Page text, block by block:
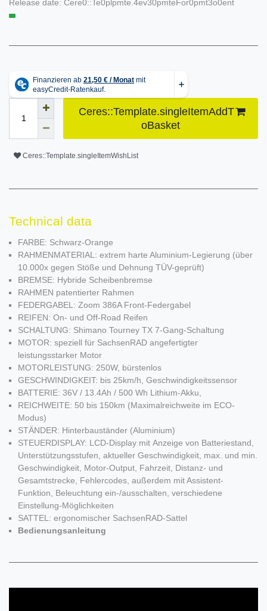
Release date: Cere0::Te0plpmte.4ev30pmteFor0pmt3o0ent
Ceres::Template.singleItemAddT
oBasket
Ceres::Template.singleItemWishList
Technical data
FARBE: Schwarz-Orange
RAHMENMATERIAL: extrem harte Aluminium-Legierung (über
10.000x gegen Stöße und Dehnung TÜV-geprüft)
BREMSE: Hybride Scheibenbremse
RAHMEN patentierter Rahmen
FEDERGABEL: Zoom 386A Front-Federgabel
REIFEN: On- und Off-Road Reifen
SCHALTUNG: Shimano Tourney TX 7-Gang-Schaltung
MOTOR: speziell für SachsenRAD angefertigter
leistungsstarker Motor
MOTORLEISTUNG: 250W, bürstenlos
GESCHWINDIGKEIT: bis 25km/h, Geschwindigkeitssensor
BATTERIE: 36V / 13.4Ah / 500 Wh Lithium-Akku,
REICHWEITE: 50 bis 150km (Maximalreichweite im ECO-
Modus)
STÄNDER: Hinterbauständer (Aluminium)
STEUERDISPLAY: LCD-Display mit Anzeige von Batteriestand,
Unterstützungsstufen, aktueller Geschwindigkeit, max. und min.
Geschwindigkeit, Motor-Output, Fahrzeit, Distanz- und
Gesamtstrecke, Fehlercodes, außerdem mit Assistent-
Funktion, Beleuchtung ein-/ausschalten, verschiedene
Einstellung-Möglichkeiten
SATTEL: ergonomischer SachsenRAD-Sattel
Bedienungsanleitung